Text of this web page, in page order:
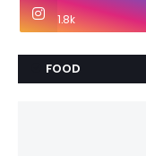
1.8k
FOOD